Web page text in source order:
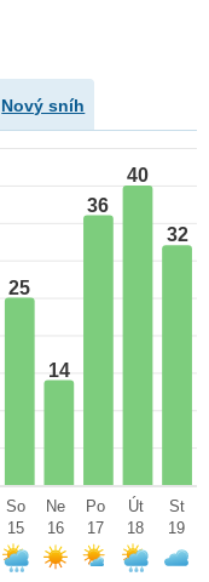
Nový sníh
25
14
36
40
32
So
15
Ne
16
Po
17
Út
18
St
19